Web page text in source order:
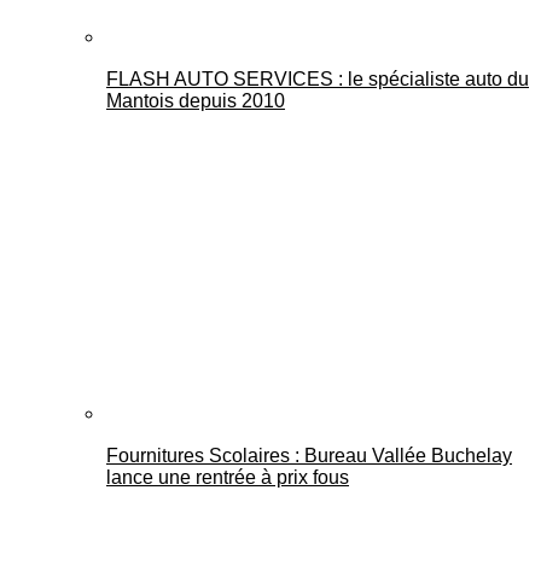
FLASH AUTO SERVICES : le spécialiste auto du
Mantois depuis 2010
Fournitures Scolaires : Bureau Vallée Buchelay
lance une rentrée à prix fous